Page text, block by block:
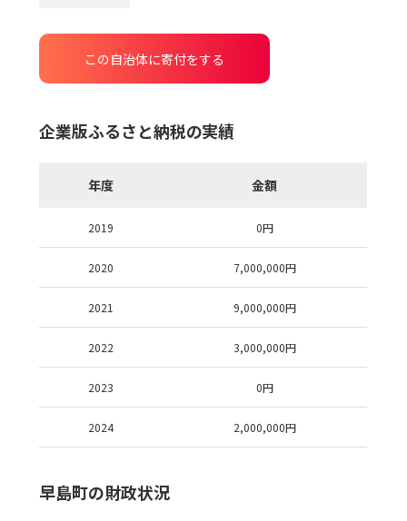
この自治体に寄付をする
企業版ふるさと納税の実績
年度 金額
2019 0円
2020 7,000,000円
2021 9,000,000円
2022 3,000,000円
2023 0円
2024 2,000,000円
早島町の財政状況